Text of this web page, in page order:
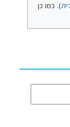
). כמו כן